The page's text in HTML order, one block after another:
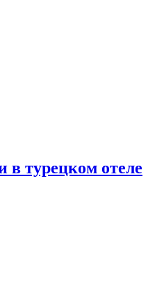
в турецком отеле